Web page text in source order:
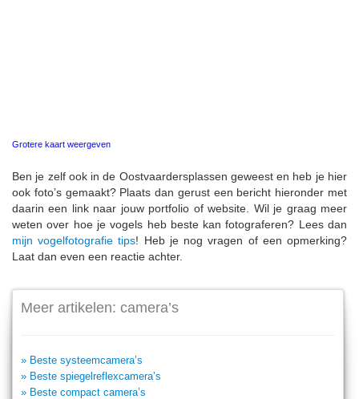
Grotere kaart weergeven
Ben je zelf ook in de Oostvaardersplassen geweest en heb je hier
ook foto’s gemaakt? Plaats dan gerust een bericht hieronder met
daarin een link naar jouw portfolio of website. Wil je graag meer
weten over hoe je vogels heb beste kan fotograferen? Lees dan
mijn vogelfotografie tips! Heb je nog vragen of een opmerking?
Laat dan even een reactie achter.
Meer artikelen: camera’s
» Beste systeemcamera’s
» Beste spiegelreflexcamera’s
» Beste compact camera’s